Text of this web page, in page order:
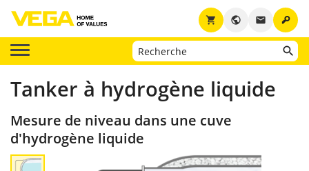
key
email
public
shopping_cart
Tanker à hydrogène liquide
Mesure de niveau dans une cuve
d'hydrogène liquide